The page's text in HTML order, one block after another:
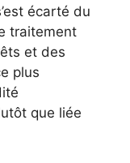
écarté du
traitement
et des
plus
que liée